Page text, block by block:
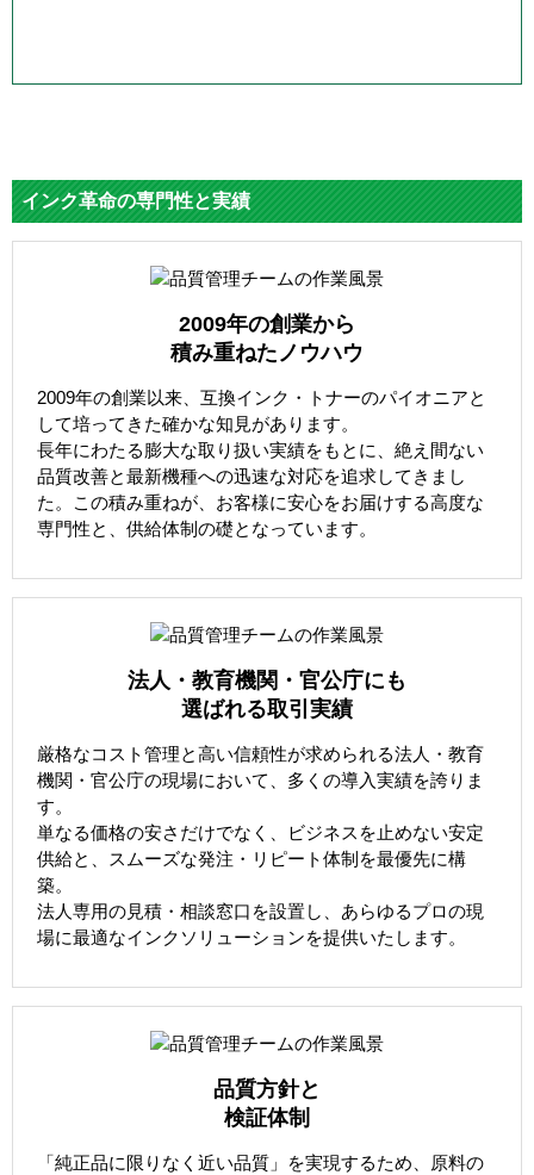
インク革命の専門性と実績
2009年の創業から
積み重ねたノウハウ
2009年の創業以来、互換インク・トナーのパイオニアと
して培ってきた確かな知見があります。
長年にわたる膨大な取り扱い実績をもとに、絶え間ない
品質改善と最新機種への迅速な対応を追求してきまし
た。この積み重ねが、お客様に安心をお届けする高度な
専門性と、供給体制の礎となっています。
法人・教育機関・官公庁にも
選ばれる取引実績
厳格なコスト管理と高い信頼性が求められる法人・教育
機関・官公庁の現場において、多くの導入実績を誇りま
す。
単なる価格の安さだけでなく、ビジネスを止めない安定
供給と、スムーズな発注・リピート体制を最優先に構
築。
法人専用の見積・相談窓口を設置し、あらゆるプロの現
場に最適なインクソリューションを提供いたします。
品質方針と
検証体制
「純正品に限りなく近い品質」を実現するため、原料の